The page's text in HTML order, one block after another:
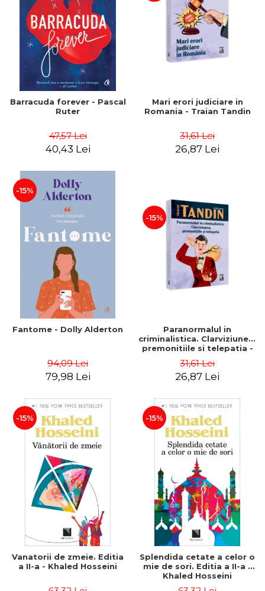
Barracuda forever - Pascal
Ruter
47,57 Lei
40,43 Lei
Mari erori judiciare in
Romania - Traian Tandin
31,61 Lei
26,87 Lei
-15%
Fantome - Dolly Alderton
94,09 Lei
79,98 Lei
-15%
Paranormalul in
criminalistica. Clarviziunea,
premonitiile si telepatia -
31,61 Lei
26,87 Lei
-15%
Vanatorii de zmeie. Editia
a II-a - Khaled Hosseini
-15%
Splendida cetate a celor o
mie de sori. Editia a II-a -
Khaled Hosseini